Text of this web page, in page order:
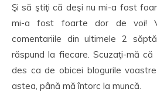
Şi să ştiţi că deşi nu mi-a fost
mi-a fost foarte dor de voi!
comentariile din ultimele 2
răspund la fiecare. Scuzaţi-mă
des ca de obicei blogurile
astea, până mă întorc la muncă.